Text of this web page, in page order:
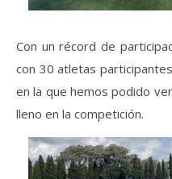
Con un récord de
con 30 atletas
en la que hemos podido
lleno en la competición.